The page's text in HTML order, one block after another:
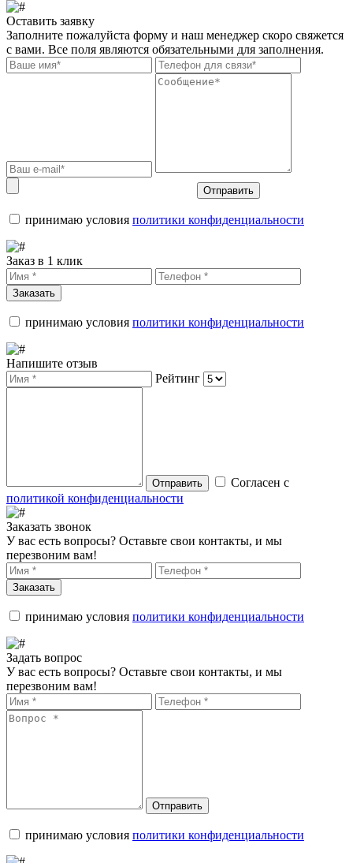
Оставить заявку
Заполните пожалуйста форму и наш менеджер скоро свяжется
с вами. Все поля являются обязательными для заполнения.
Отправить
принимаю условия политики конфиденциальности
Заказ в 1 клик
Заказать
принимаю условия политики конфиденциальности
Напишите отзыв
Рейтинг
Отправить
Согласен с
политикой конфиденциальности
Заказать звонок
У вас есть вопросы? Оставьте свои контакты, и мы
перезвоним вам!
Заказать
принимаю условия политики конфиденциальности
Задать вопрос
У вас есть вопросы? Оставьте свои контакты, и мы
перезвоним вам!
Отправить
принимаю условия политики конфиденциальности